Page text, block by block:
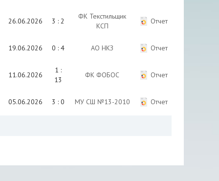
26.06.2026 3 : 2
ФК Текстильщик
КСП
Отчет
19.06.2026 0 : 4 АО НКЗ Отчет
11.06.2026
1 :
13
ФК ФОБОС Отчет
05.06.2026 3 : 0 МУ СШ №13-2010 Отчет